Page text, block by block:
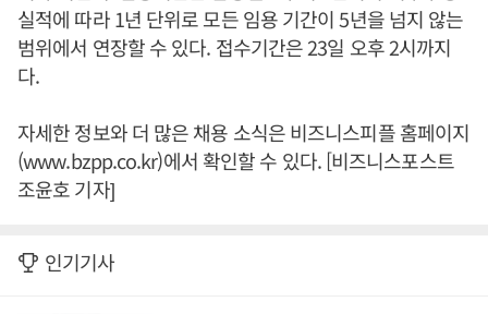
실적에 따라 1년 단위로 모든 임용 기간이 5년을 넘지 않는
범위에서 연장할 수 있다. 접수기간은 23일 오후 2시까지
다.
자세한 정보와 더 많은 채용 소식은 비즈니스피플 홈페이지
(www.bzpp.co.kr)에서 확인할 수 있다. [비즈니스포스트
조윤호 기자]
인기기사